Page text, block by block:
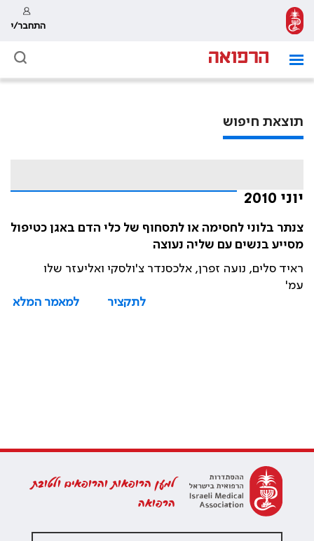
התחבר/י
תוצאת חיפוש
יוני 2010
צנתר בלוני לחסימה או לתסחוף של כלי הדם באגן כטיפול
מסייע בנשים עם שליה נעוצה
ראיד סלים, נועה זפרן, אלכסנדר צ'ולסקי ואליעזר שלו
עמ'
לתקציר
למאמר המלא
למען הרופאות והרופאים ולטובת
הרפואה